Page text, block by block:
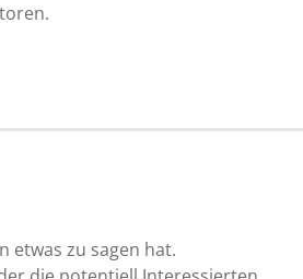
etwas zu sagen hat.